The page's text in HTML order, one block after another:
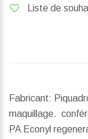
Liste de
Fabricant:
maquillage.
PA Econyl